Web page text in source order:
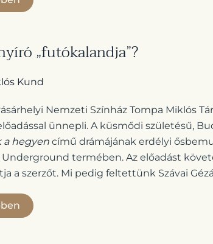
„futókalandja”?
Kund
Nemzeti Színház Tompa Miklós
ünnepli. A küsmődi születésű,
a hegyencímű drámájának erdélyi
Underground termében. Az előadást
a szerzőt. Mi pedig feltettünk Szávai